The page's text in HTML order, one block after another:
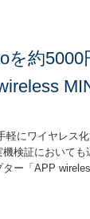
を約5000
にワイヤレス
検証において
ー「APP